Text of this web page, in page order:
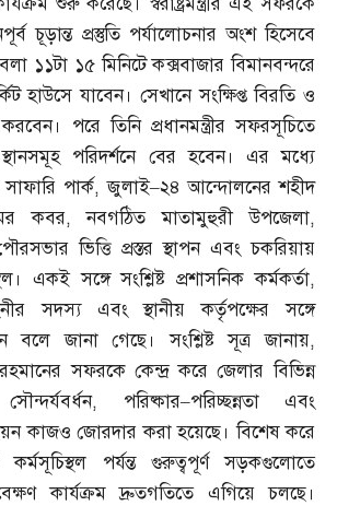
চূড়ান্ত প্রস্তুতি পর্যালোচনার অংশ হিসেবে
১১টা ১৫ মিনিটে কক্সবাজার বিমানবন্দরে
হাউসে যাবেন। সেখানে সংক্ষিপ্ত বিরতি ও
পরে তিনি প্রধানমন্ত্রীর সফরসূচিতে
স্থানসমূহ পরিদর্শনে বের হবেন। এর মধ্যে
পার্ক,জুলাই–২৪ আন্দোলনের শহীদ
কবর,নবগঠিত মাতামুহুরী উপজেলা,
ভিত্তি প্রস্তর স্থাপন এবং চকরিয়ায়
একই সঙ্গে সংশ্লিষ্ট প্রশাসনিক কর্মকর্তা,
সদস্য এবং স্থানীয় কর্তৃপক্ষের সঙ্গে
বলে জানা গেছে। সংশ্লিষ্ট সূত্র জানায়,
রহমানের সফরকে কেন্দ্র করে জেলার বিভিন্ন
সৌন্দর্যবর্ধন, পরিষ্কার–পরিচ্ছন্নতা এবং
কাজও জোরদার করা হয়েছে। বিশেষ করে
কর্মসূচিস্থল পর্যন্ত গুরুত্বপূর্ণ সড়কগুলোতে
কার্যক্রম দ্রুতগতিতে এগিয়ে চলছে।